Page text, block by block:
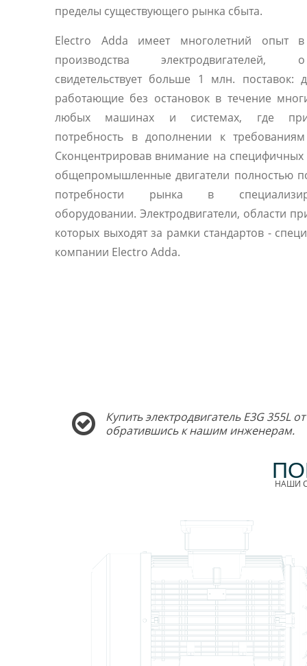
пределы существующего рынка сбыта.
Electro Adda имеет многолетний опыт в
производства
свидетельствует больше 1 млн. поставок:
работающие без остановок в течение
любых машинах и системах, где
потребность в дополнении к требованиям
Сконцентрировав внимание на специфичных
общепромышленные двигатели полностью
потребности рынка в
оборудовании. Электродвигатели, области
которых выходят за рамки стандартов -
компании Electro Adda.
Купить электродвигатель E3G
обратившись к нашим инженерам.
НАШИ